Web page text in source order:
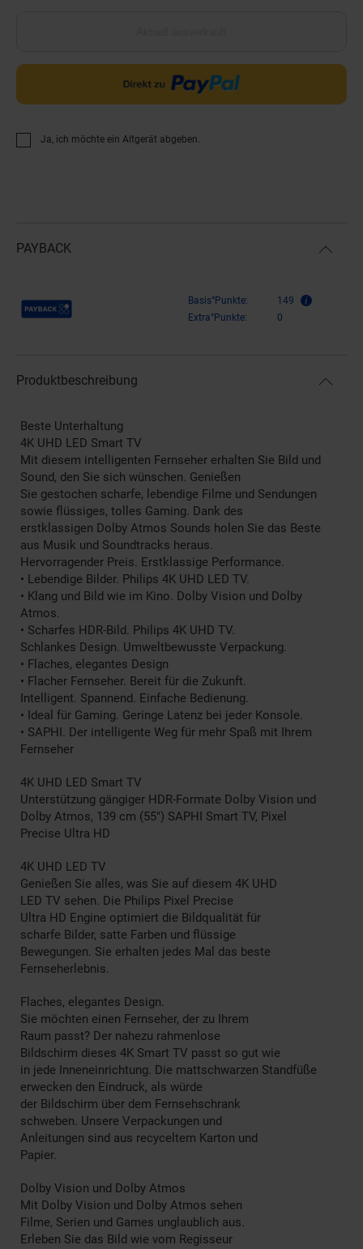
Ja, ich möchte ein Altgerät abgeben.
PAYBACK
Payback Punkte Basis°Punkte:
149
Extra°Punkte:
0
Produktbeschreibung
Beste Unterhaltung
4K UHD LED Smart TV
Mit diesem intelligenten Fernseher erhalten Sie Bild und
Sound, den Sie sich wünschen. Genießen
Sie gestochen scharfe, lebendige Filme und Sendungen
sowie flüssiges, tolles Gaming. Dank des
erstklassigen Dolby Atmos Sounds holen Sie das Beste
aus Musik und Soundtracks heraus.
Hervorragender Preis. Erstklassige Performance.
• Lebendige Bilder. Philips 4K UHD LED TV.
• Klang und Bild wie im Kino. Dolby Vision und Dolby
Atmos.
• Scharfes HDR-Bild. Philips 4K UHD TV.
Schlankes Design. Umweltbewusste Verpackung.
• Flaches, elegantes Design
• Flacher Fernseher. Bereit für die Zukunft.
Intelligent. Spannend. Einfache Bedienung.
• Ideal für Gaming. Geringe Latenz bei jeder Konsole.
• SAPHI. Der intelligente Weg für mehr Spaß mit Ihrem
Fernseher
4K UHD LED Smart TV
Unterstützung gängiger HDR-Formate Dolby Vision und
Dolby Atmos, 139 cm (55") SAPHI Smart TV, Pixel
Precise Ultra HD
4K UHD LED TV
Genießen Sie alles, was Sie auf diesem 4K UHD
LED TV sehen. Die Philips Pixel Precise
Ultra HD Engine optimiert die Bildqualität für
scharfe Bilder, satte Farben und flüssige
Bewegungen. Sie erhalten jedes Mal das beste
Fernseherlebnis.
Flaches, elegantes Design.
Sie möchten einen Fernseher, der zu Ihrem
Raum passt? Der nahezu rahmenlose
Bildschirm dieses 4K Smart TV passt so gut wie
in jede Inneneinrichtung. Die mattschwarzen Standfüße
erwecken den Eindruck, als würde
der Bildschirm über dem Fernsehschrank
schweben. Unsere Verpackungen und
Anleitungen sind aus recyceltem Karton und
Papier.
Dolby Vision und Dolby Atmos
Mit Dolby Vision und Dolby Atmos sehen
Filme, Serien und Games unglaublich aus.
Erleben Sie das Bild wie vom Regisseur